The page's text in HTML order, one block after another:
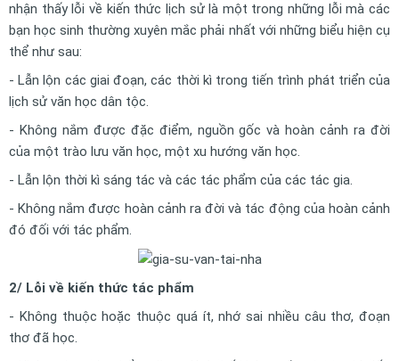
nhận thấy lỗi về kiến thức lịch sử là một trong những lỗi mà các
bạn học sinh thường xuyên mắc phải nhất với những biểu hiện cụ
thể như sau:
- Lẫn lộn các giai đoạn, các thời kì trong tiến trình phát triển của
lịch sử văn học dân tộc.
- Không nắm được đặc điểm, nguồn gốc và hoàn cảnh ra đời
của một trào lưu văn học, một xu hướng văn học.
- Lẫn lộn thời kì sáng tác và các tác phẩm của các tác gia.
- Không nắm được hoàn cảnh ra đời và tác động của hoàn cảnh
đó đối với tác phẩm.
2/ Lỗi về kiến thức tác phẩm
- Không thuộc hoặc thuộc quá ít, nhớ sai nhiều câu thơ, đoạn
thơ đã học.